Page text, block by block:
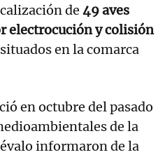
de 49 aves
electrocución y colisión
situados en la comarca
en octubre del pasado
de la
informaron de la